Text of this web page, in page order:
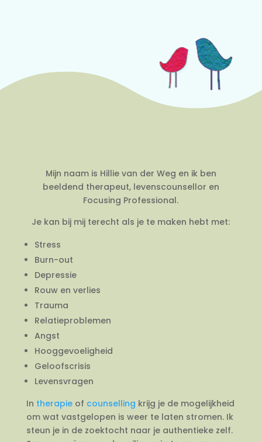
Mijn naam is Hillie van der Weg en ik ben
beeldend therapeut, levenscounsellor en
Focusing Professional.
Je kan bij mij terecht als je te maken hebt met:
Stress
Burn-out
Depressie
Rouw en verlies
Trauma
Relatieproblemen
Angst
Hooggevoeligheid
Geloofscrisis
Levensvragen
In therapieof counselling krijg je de mogelijkheid
om wat vastgelopen is weer te laten stromen. Ik
steun je in de zoektocht naar je authentieke zelf.